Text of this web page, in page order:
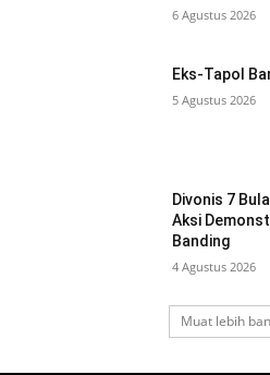
6 Agustus 2026
Eks-Tapol
5 Agustus 2026
Divonis 7
Aksi
Banding
4 Agustus 2026
Muat lebih